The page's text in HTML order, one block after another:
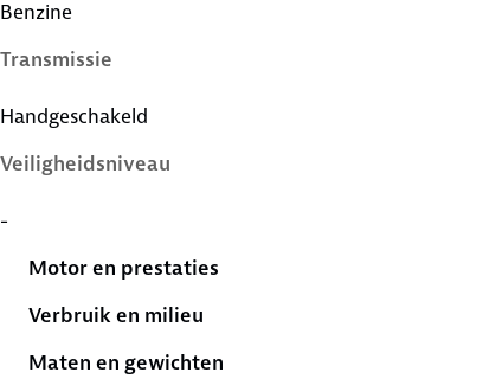
Benzine
Transmissie
Handgeschakeld
Veiligheidsniveau
-
Motor en prestaties
Verbruik en milieu
Maten en gewichten